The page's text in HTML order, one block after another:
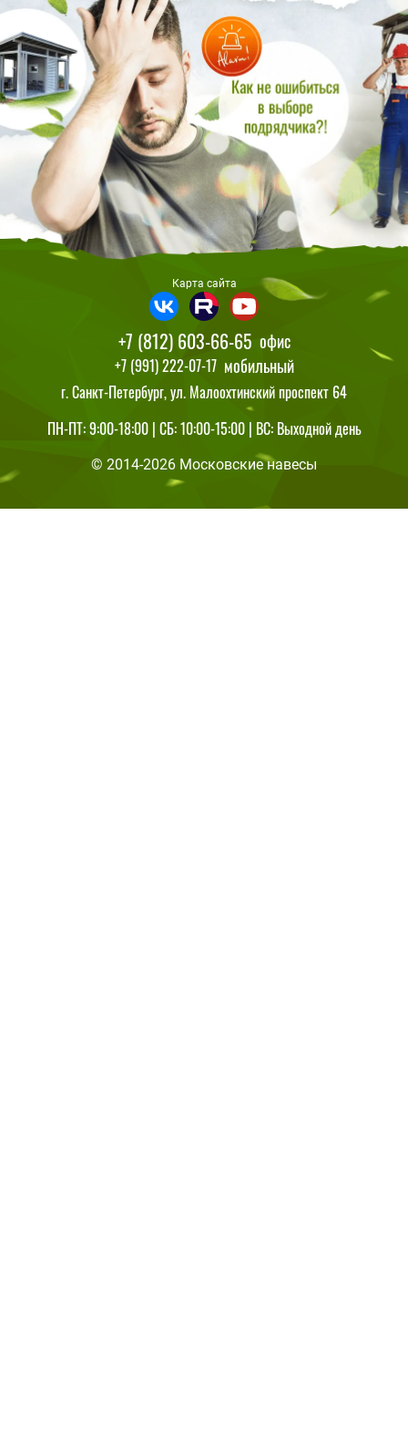
ПН-ПТ: 9:00-18:00 | СБ: 10:00-15:00 | ВС: Выходной день
© 2014-2026 Московские навесы
+7 (812) 603-66-65 офис
+7 (991) 222-07-17 мобильный
г. Санкт-Петербург, ул. Малоохтинский проспект 64
Карта сайта